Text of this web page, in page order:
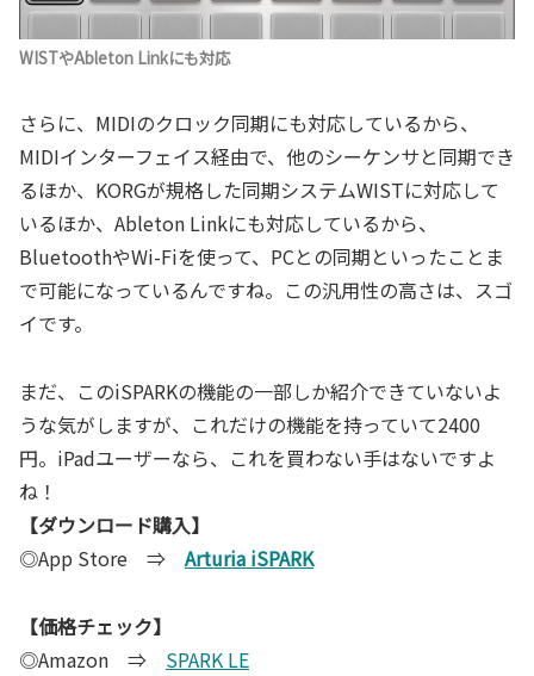
WISTやAbleton Linkにも対応
さらに、MIDIのクロック同期にも対応しているから、
MIDIインターフェイス経由で、他のシーケンサと同期でき
るほか、KORGが規格した同期システムWISTに対応して
いるほか、Ableton Linkにも対応しているから、
BluetoothやWi-Fiを使って、PCとの同期といったことま
で可能になっているんですね。この汎用性の高さは、スゴ
イです。
まだ、このiSPARKの機能の一部しか紹介できていないよ
うな気がしますが、これだけの機能を持っていて2400
円。iPadユーザーなら、これを買わない手はないですよ
ね！
【ダウンロード購入】
◎App Store ⇒ Arturia iSPARK
【価格チェック】
◎Amazon ⇒ SPARK LE